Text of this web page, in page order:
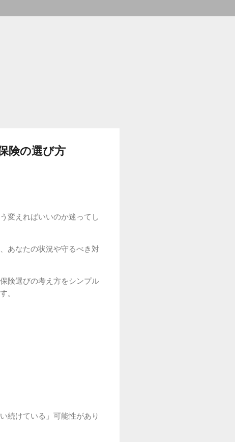
険の選び方
変えればいいのか迷ってし
あなたの状況や守るべき対
険選びの考え方をシンプル
。
続けている」可能性があり